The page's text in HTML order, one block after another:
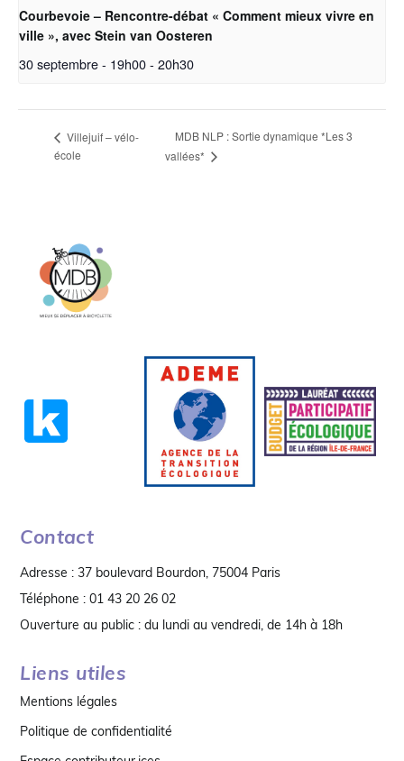
Courbevoie – Rencontre-débat « Comment mieux vivre en
ville », avec Stein van Oosteren
30 septembre - 19h00- 20h30
Villejuif – vélo-
école
MDB NLP : Sortie dynamique *Les 3
vallées*
Contact
Adresse : 37 boulevard Bourdon, 75004 Paris
Téléphone : 01 43 20 26 02
Ouverture au public : du lundi au vendredi, de 14h à 18h
Liens utiles
Mentions légales
Politique de confidentialité